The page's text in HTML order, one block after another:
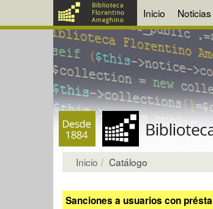
Inicio Noticias
Inicio Catálogo
Sanciones a usuarios con